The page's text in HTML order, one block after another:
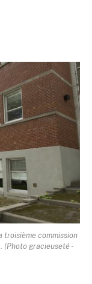
troisième commission
(Photo gracieuseté -